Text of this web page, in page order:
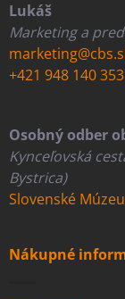
Lukáš
Marketing a
+421 948 140 353
Osobný odber
Kynceľovská
Bystrica)
Slovenské
Nákupné